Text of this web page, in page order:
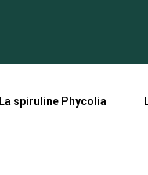
La spiruline Phycolia